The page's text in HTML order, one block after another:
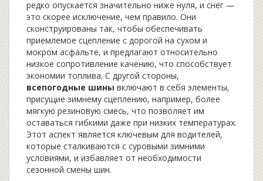
редко опускается значительно ниже нуля, и снег —
это скорее исключение, чем правило. Они
сконструированы так, чтобы обеспечивать
приемлемое сцепление с дорогой на сухом и
мокром асфальте, и предлагают относительно
низкое сопротивление качению, что способствует
экономии топлива. С другой стороны,
всепогодные шины включают в себя элементы,
присущие зимнему сцеплению, например, более
мягкую резиновую смесь, что позволяет им
оставаться гибкими даже при низких температурах.
Этот аспект является ключевым для водителей,
которые сталкиваются с суровыми зимними
условиями, и избавляет от необходимости
сезонной смены шин.